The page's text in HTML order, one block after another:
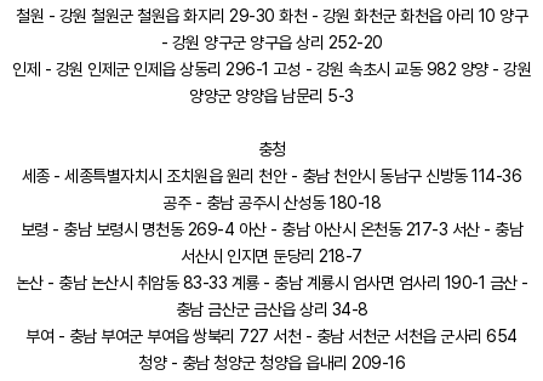
철원 - 강원 철원군 철원읍 화지리 29-30 화천 - 강원 화천군 화천읍 아리 10 양구
- 강원 양구군 양구읍 상리 252-20
인제 - 강원 인제군 인제읍 상동리 296-1 고성 - 강원 속초시 교동 982 양양 - 강원
양양군 양양읍 남문리 5-3
충청
세종 - 세종특별자치시 조치원읍 원리 천안 - 충남 천안시 동남구 신방동 114-36
공주 - 충남 공주시 산성동 180-18
보령 - 충남 보령시 명천동 269-4 아산 - 충남 아산시 온천동 217-3 서산 - 충남
서산시 인지면 둔당리 218-7
논산 - 충남 논산시 취암동 83-33 계룡 - 충남 계룡시 엄사면 엄사리 190-1 금산 -
충남 금산군 금산읍 상리 34-8
부여 - 충남 부여군 부여읍 쌍북리 727 서천 - 충남 서천군 서천읍 군사리 654
청양 - 충남 청양군 청양읍 읍내리 209-16